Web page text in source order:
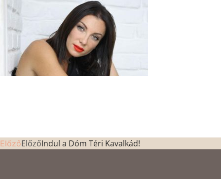
ElőzőElőzőIndul a Dóm Téri Kavalkád!